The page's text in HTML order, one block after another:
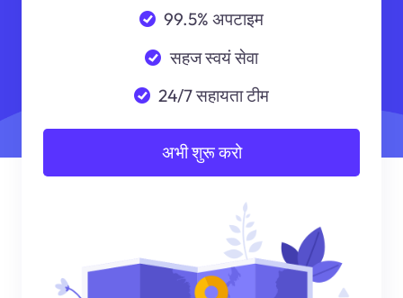
99.5% अपटाइम
सहज स्वयं सेवा
24/7 सहायता टीम
अभी शुरू करो